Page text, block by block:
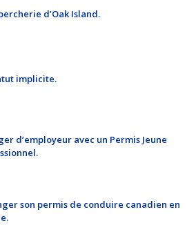
d’Oak Island.
implicite.
d’employeur avec un Permis Jeune
son permis de conduire canadien en